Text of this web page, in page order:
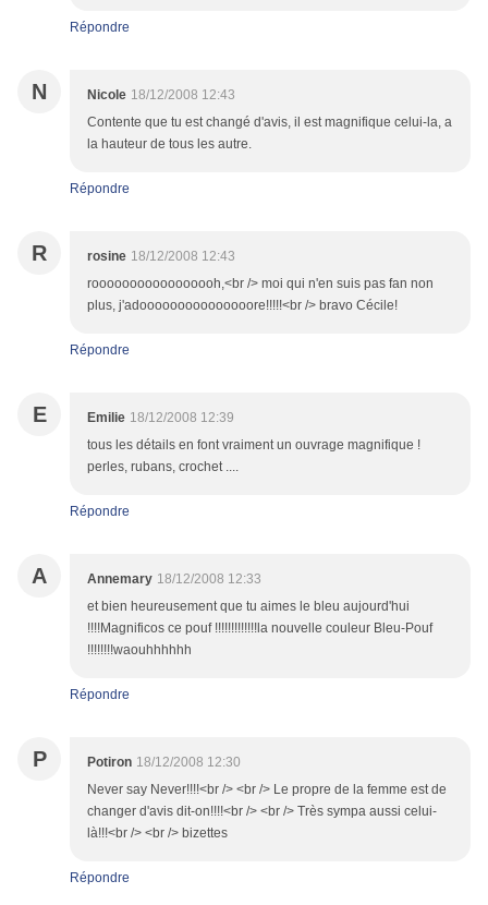
Répondre
N Nicole 18/12/2008 12:43
Contente que tu est changé d'avis, il est magnifique celui-la, a
la hauteur de tous les autre.
Répondre
R rosine 18/12/2008 12:43
rooooooooooooooooh,<br /> moi qui n'en suis pas fan non
plus, j'adooooooooooooooore!!!!!<br /> bravo Cécile!
Répondre
E Emilie 18/12/2008 12:39
tous les détails en font vraiment un ouvrage magnifique !
perles, rubans, crochet ....
Répondre
A Annemary 18/12/2008 12:33
et bien heureusement que tu aimes le bleu aujourd'hui
!!!!Magnificos ce pouf !!!!!!!!!!!!!la nouvelle couleur Bleu-Pouf
!!!!!!!!waouhhhhhh
Répondre
P Potiron 18/12/2008 12:30
Never say Never!!!!<br /> <br /> Le propre de la femme est de
changer d'avis dit-on!!!!<br /> <br /> Très sympa aussi celui-
là!!!<br /> <br /> bizettes
Répondre